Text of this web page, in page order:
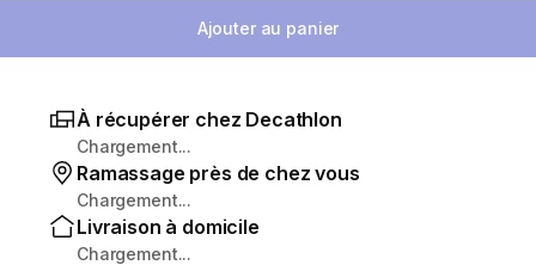
Ajouter au panier
À récupérer chez Decathlon
Chargement...
Ramassage près de chez vous
Chargement...
Livraison à domicile
Chargement...